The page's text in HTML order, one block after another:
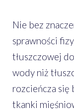
Nie bez
sprawności
tłuszczowej
wody niż
rozcieńcza się
tkanki